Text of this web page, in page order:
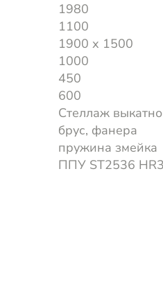
1980
1100
1900 х 1500
1000
450
600
Стеллаж
брус, фанера
пружина змейка
ППУ ST2536